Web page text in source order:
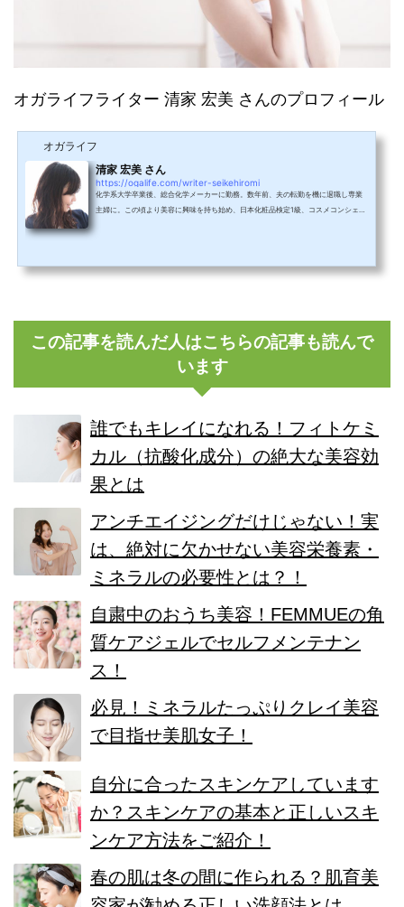
オガライフライター 清家 宏美 さんのプロフィール
オガライフ
清家 宏美 さん
https://ogalife.com/writer-seikehiromi
化学系大学卒業後、総合化学メーカーに勤務。数年前、夫の転勤を機に退職し専業
主婦に。この頃より美容に興味を持ち始め、日本化粧品検定1級、コスメコンシェル
介していきます。Instagramhttps://www.instagram.com/mint.325 日本化粧品検
この記事を読んだ人はこちらの記事も読んで
います
誰でもキレイになれる！フィトケミ
カル（抗酸化成分）の絶大な美容効
果とは
アンチエイジングだけじゃない！実
は、絶対に欠かせない美容栄養素・
ミネラルの必要性とは？！
自粛中のおうち美容！FEMMUEの角
質ケアジェルでセルフメンテナン
ス！
必見！ミネラルたっぷりクレイ美容
で目指せ美肌女子！
自分に合ったスキンケアしています
か？スキンケアの基本と正しいスキ
ンケア方法をご紹介！
春の肌は冬の間に作られる？肌育美